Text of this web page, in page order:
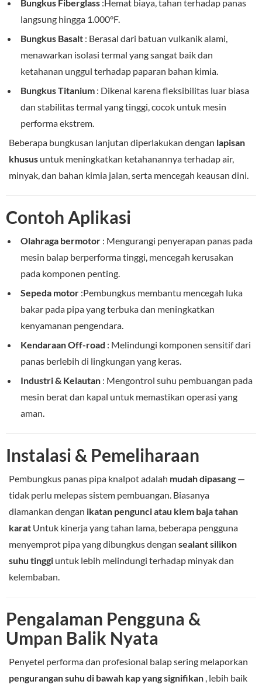
Bungkus Fiberglass :Hemat biaya, tahan terhadap panas
langsung hingga 1.000°F.
Bungkus Basalt : Berasal dari batuan vulkanik alami,
menawarkan isolasi termal yang sangat baik dan
ketahanan unggul terhadap paparan bahan kimia.
Bungkus Titanium : Dikenal karena fleksibilitas luar biasa
dan stabilitas termal yang tinggi, cocok untuk mesin
performa ekstrem.
Beberapa bungkusan lanjutan diperlakukan dengan lapisan
khusus untuk meningkatkan ketahanannya terhadap air,
minyak, dan bahan kimia jalan, serta mencegah keausan dini.
Contoh Aplikasi
Olahraga bermotor : Mengurangi penyerapan panas pada
mesin balap berperforma tinggi, mencegah kerusakan
pada komponen penting.
Sepeda motor :Pembungkus membantu mencegah luka
bakar pada pipa yang terbuka dan meningkatkan
kenyamanan pengendara.
Kendaraan Off-road : Melindungi komponen sensitif dari
panas berlebih di lingkungan yang keras.
Industri & Kelautan : Mengontrol suhu pembuangan pada
mesin berat dan kapal untuk memastikan operasi yang
aman.
Instalasi & Pemeliharaan
Pembungkus panas pipa knalpot adalah mudah dipasang —
tidak perlu melepas sistem pembuangan. Biasanya
diamankan dengan ikatan pengunci atau klem baja tahan
karat Untuk kinerja yang tahan lama, beberapa pengguna
menyemprot pipa yang dibungkus dengan sealant silikon
suhu tinggi untuk lebih melindungi terhadap minyak dan
kelembaban.
Pengalaman Pengguna &
Umpan Balik Nyata
Penyetel performa dan profesional balap sering melaporkan
pengurangan suhu di bawah kap yang signifikan , lebih baik